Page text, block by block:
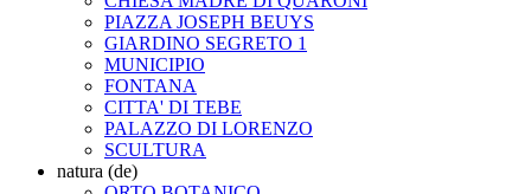
PIAZZA JOSEPH BEUYS
GIARDINO SEGRETO 1
MUNICIPIO
FONTANA
CITTA' DI TEBE
PALAZZO DI LORENZO
SCULTURA
natura (de)